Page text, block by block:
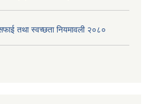
तथा स्वच्छता नियमावली २०८०